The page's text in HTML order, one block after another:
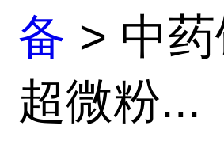
备 > 中
超微粉...